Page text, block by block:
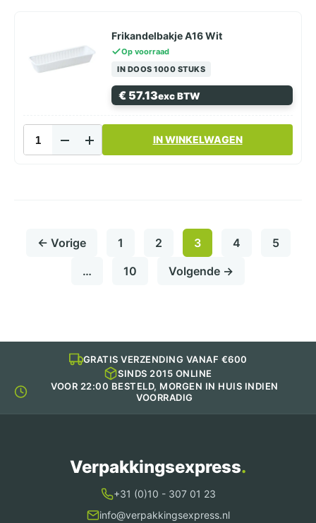
Frikandelbakje A16 Wit
Op voorraad
IN DOOS 1000 STUKS
€ 57.13exc BTW
Frikandelbakje
A16
Wit
IN WINKELWAGEN
← Vorige 1 2 3 4
5
…
10 Volgende →
GRATIS VERZENDING VANAF €600
SINDS 2015 ONLINE
VOOR 22:00 BESTELD, MORGEN IN HUIS INDIEN
VOORRADIG
Verpakkingsexpress.
+31 (0)10 - 307 01 23
info@verpakkingsexpress.nl